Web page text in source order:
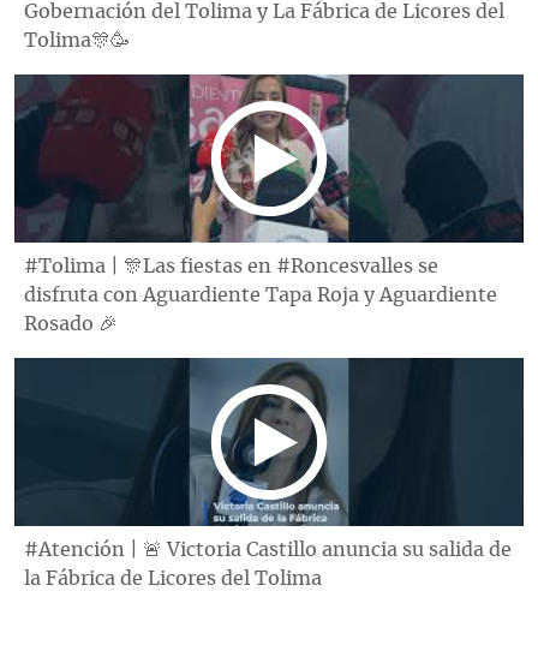
Gobernación del Tolima y La Fábrica de Licores del
Tolima🎊🥳
#Tolima | 🎊Las fiestas en #Roncesvalles se
disfruta con Aguardiente Tapa Roja y Aguardiente
Rosado 🎉
#Atención | 🚨 Victoria Castillo anuncia su salida de
la Fábrica de Licores del Tolima